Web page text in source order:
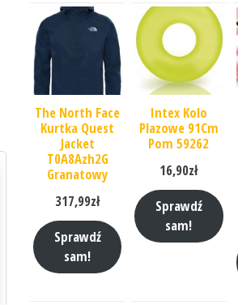
The North Face
Kurtka Quest
Jacket
T0A8Azh2G
Granatowy
317,99zł
Sprawdź
sam!
Intex Kolo
Plazowe 91Cm
Pom 59262
16,90zł
Sprawdź
sam!